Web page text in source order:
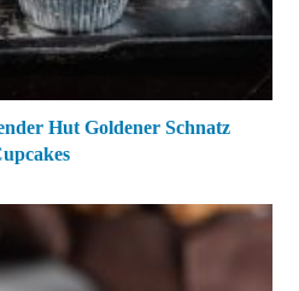
Hut Goldener Schnatz